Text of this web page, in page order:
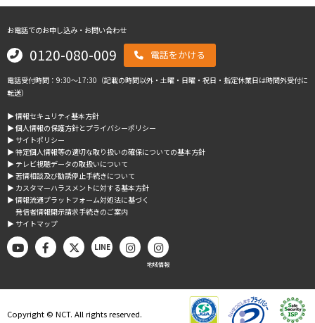
お電話でのお申し込み・お問い合わせ
0120-080-009 電話をかける
電話受付時間：9:30～17:30（記載の時間以外・土曜・日曜・祝日・指定休業日は時間外受付に
転送）
▶︎ 情報セキュリティ基本方針
▶︎ 個人情報の保護方針とプライバシーポリシー
▶︎ サイトポリシー
▶︎ 特定個人情報等の適切な取り扱いの確保についての基本方針
▶︎ テレビ視聴データの取扱いについて
▶︎ 苦情相談及び勧誘停止手続きについて
▶︎ カスタマーハラスメントに対する基本方針
▶︎ 情報流通プラットフォーム対処法に基づく
発信者情報開示請求手続きのご案内
▶︎ サイトマップ
LINE
地域情報
Copyright © NCT. All rights reserved.